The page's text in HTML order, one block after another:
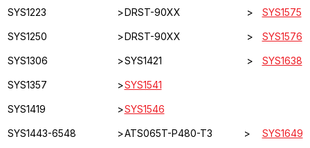
SYS1223 >DRST-90XX > SYS1575
SYS1250 >DRST-90XX > SYS1576
SYS1306 >SYS1421 > SYS1638
SYS1357 >SYS1541
SYS1419 >SYS1546
SYS1443-6548 >ATS065T-P480-T3 > SYS1649